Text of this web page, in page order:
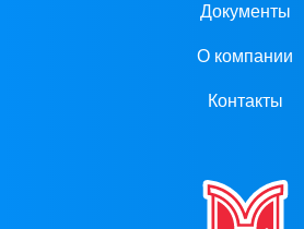
Документы
О компании
Контакты